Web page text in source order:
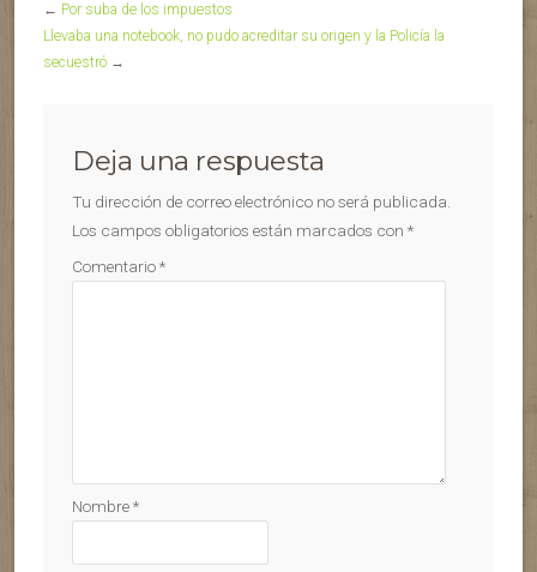
← Por suba de los impuestos
Llevaba una notebook, no pudo acreditar su origen y la Policía la
secuestró →
Deja una respuesta
Tu dirección de correo electrónico no será publicada.
Los campos obligatorios están marcados con *
Comentario*
Nombre*